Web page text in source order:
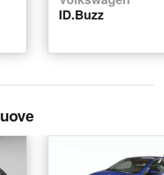
ID.Buzz